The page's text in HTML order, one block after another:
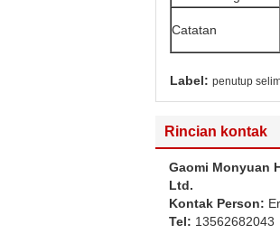
Catatan
Label: penutup
Rincian kontak
Gaomi Monyuan
Ltd.
Kontak Person:
Tel: 13562682043